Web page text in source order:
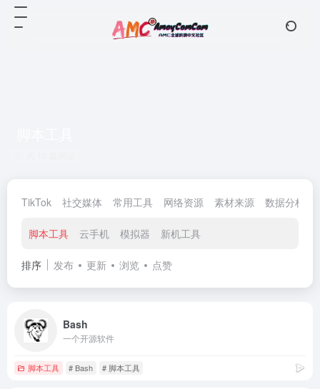
TikTok 社交媒体 常用工具 网络资源 素材来源 数据分析
脚本工具 云手机 模拟器 新机工具
排序 发布 更新 浏览 点赞
Bash
一个开源软件
脚本工具 # Bash # 脚本工具